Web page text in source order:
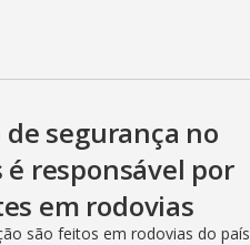
segurança no
responsável por
em rodovias
são feitos em rodovias do país